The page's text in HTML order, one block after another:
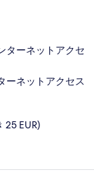
ターネットアクセ
ーネットアクセス
25 EUR)